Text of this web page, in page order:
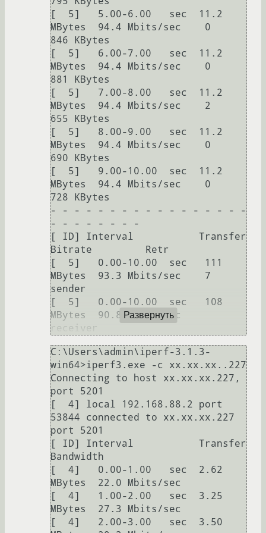
[  5]   5.00-6.00   sec  11.2
MBytes  94.4 Mbits/sec    0
846 KBytes
[  5]   6.00-7.00   sec  11.2
MBytes  94.4 Mbits/sec    0
881 KBytes
[  5]   7.00-8.00   sec  11.2
MBytes  94.4 Mbits/sec    2
655 KBytes
[  5]   8.00-9.00   sec  11.2
MBytes  94.4 Mbits/sec    0
690 KBytes
[  5]   9.00-10.00  sec  11.2
MBytes  94.4 Mbits/sec    0
728 KBytes
- - - - - - - - - - - - - - - - -
- - - - - - - -
[ ID] Interval           Transfer
Bitrate         Retr
[  5]   0.00-10.00  sec   111
MBytes  93.3 Mbits/sec    7
sender
[  5]   0.00-10.00  sec   108
MBytes  90.8 Mbits/sec
Развернуть
C:\Users\admin\iperf-3.1.3-
win64>iperf3.exe -c xx.xx.xx..227
Connecting to host xx.xx.xx.227,
port 5201
[  4] local 192.168.88.2 port
53844 connected to xx.xx.xx.227
port 5201
[ ID] Interval           Transfer
Bandwidth
[  4]   0.00-1.00   sec  2.62
MBytes  22.0 Mbits/sec
[  4]   1.00-2.00   sec  3.25
MBytes  27.3 Mbits/sec
[  4]   2.00-3.00   sec  3.50